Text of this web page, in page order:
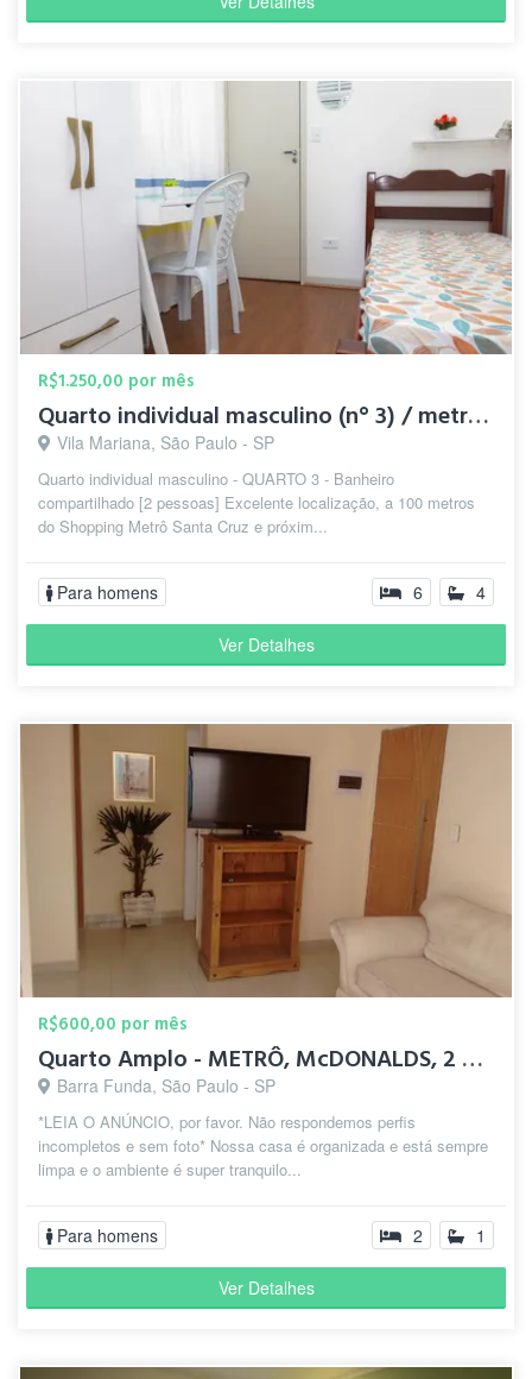
R$1.250,00 por mês
Quarto individual masculino (n° 3) / metrô Santa Cruz
Vila Mariana, São Paulo - SP
Quarto individual masculino - QUARTO 3 - Banheiro
compartilhado [2 pessoas] Excelente localização, a 100 metros
do Shopping Metrô Santa Cruz e próxim...
Para homens 6 4
Ver Detalhes
R$600,00 por mês
Quarto Amplo - METRÔ, McDONALDS, 2 SMARTFIT, 2 SHOPPINGs
Barra Funda, São Paulo - SP
*LEIA O ANÚNCIO, por favor. Não respondemos perfis
incompletos e sem foto* Nossa casa é organizada e está sempre
limpa e o ambiente é super tranquilo...
Para homens 2 1
Ver Detalhes